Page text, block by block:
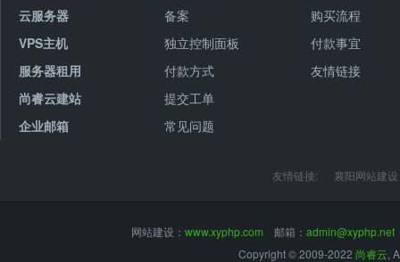
云服务器
VPS主机
服务器租用
尚睿云建站
企业邮箱
备案
独立控制面板
付款方式
提交工单
常见问题
购买流程
付款事宜
友情链接
友情链接: 襄阳网站建设
网站建设： www.xyphp.com 邮箱： admin@xyphp.net
Copyright © 2009-2022 尚睿云,